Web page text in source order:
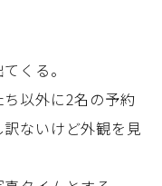
くる。
以外に2名の予約
ないけど外観を見